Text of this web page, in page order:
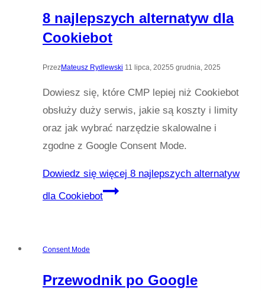
8 najlepszych alternatyw dla
Cookiebot
PrzezMateusz Rydlewski 11 lipca, 20255 grudnia, 2025
Dowiesz się, które CMP lepiej niż Cookiebot
obsłuży duży serwis, jakie są koszty i limity
oraz jak wybrać narzędzie skalowalne i
zgodne z Google Consent Mode.
Dowiedz się więcej 8 najlepszych alternatyw
dla Cookiebot
Consent Mode
Przewodnik po Google